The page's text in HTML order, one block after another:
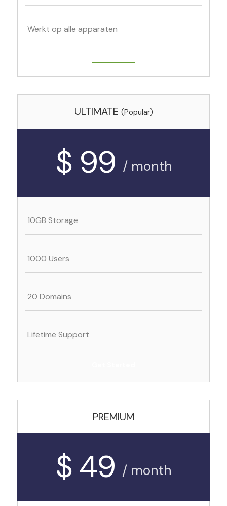
Werkt op alle apparaten
ULTIMATE (Popular)
$ 99 / month
10GB Storage
1000 Users
20 Domains
Lifetime Support
PREMIUM
$ 49 / month